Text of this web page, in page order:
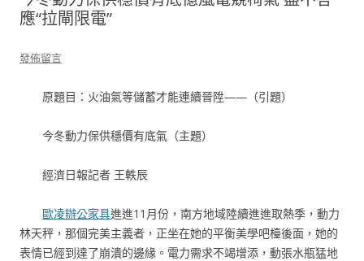
應“拉閘限電”
發佈留言
原題目：火油氣等儲蓄才能連續晉陞——（引題）
今冬動力保供穩價有底氣（主題）
經濟日報記者 王軼辰
歐凌辦公家具進進11月份，南方地域陸續進進取熱季，動力
林天秤，那個完美主義者，正坐在她的平衡美學吧檯後面，她的
表情已經到達了崩潰的邊緣。電力需求不竭增添，動張水瓶猛地